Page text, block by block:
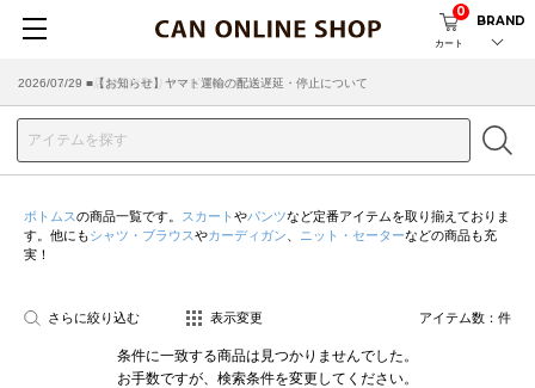
カート
0
BRAND
2026/07/29 ■【お知らせ】ヤマト運輸の配送遅延・停止について
2026/03/18 ■店舗受け取りサービスのご案内
ボトムスの商品一覧です。 スカート やパンツなど定番アイテムを取り揃えておりま
す。他にもシャツ・ブラウスやカーディガン ニット・セーターなどの商品も充
実！
さらに絞り込む 表示変更 アイテム数： 件
条件に一致する商品は見つかりませんでした。
お手数ですが、検索条件を変更してください。